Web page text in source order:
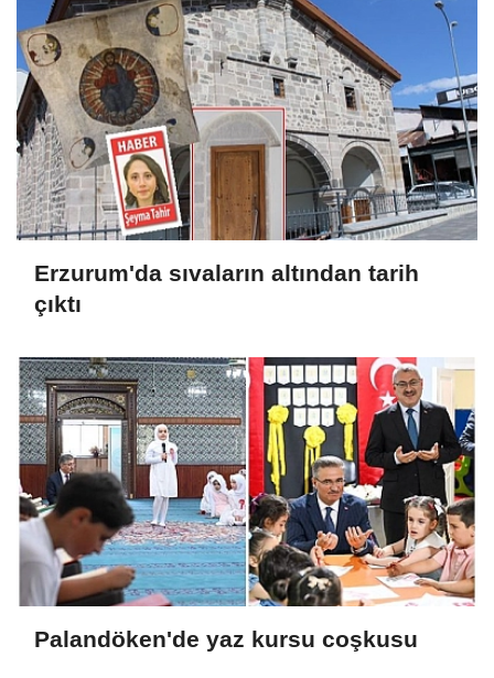
Erzurum'da sıvaların altından tarih
çıktı
Palandöken'de yaz kursu coşkusu